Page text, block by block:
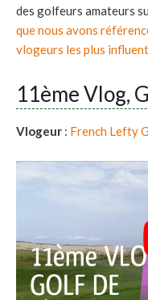
des golfeurs amateurs
que nous avons
vlogeurs les plus
11ème Vlog,
Vlogeur : French Lefty